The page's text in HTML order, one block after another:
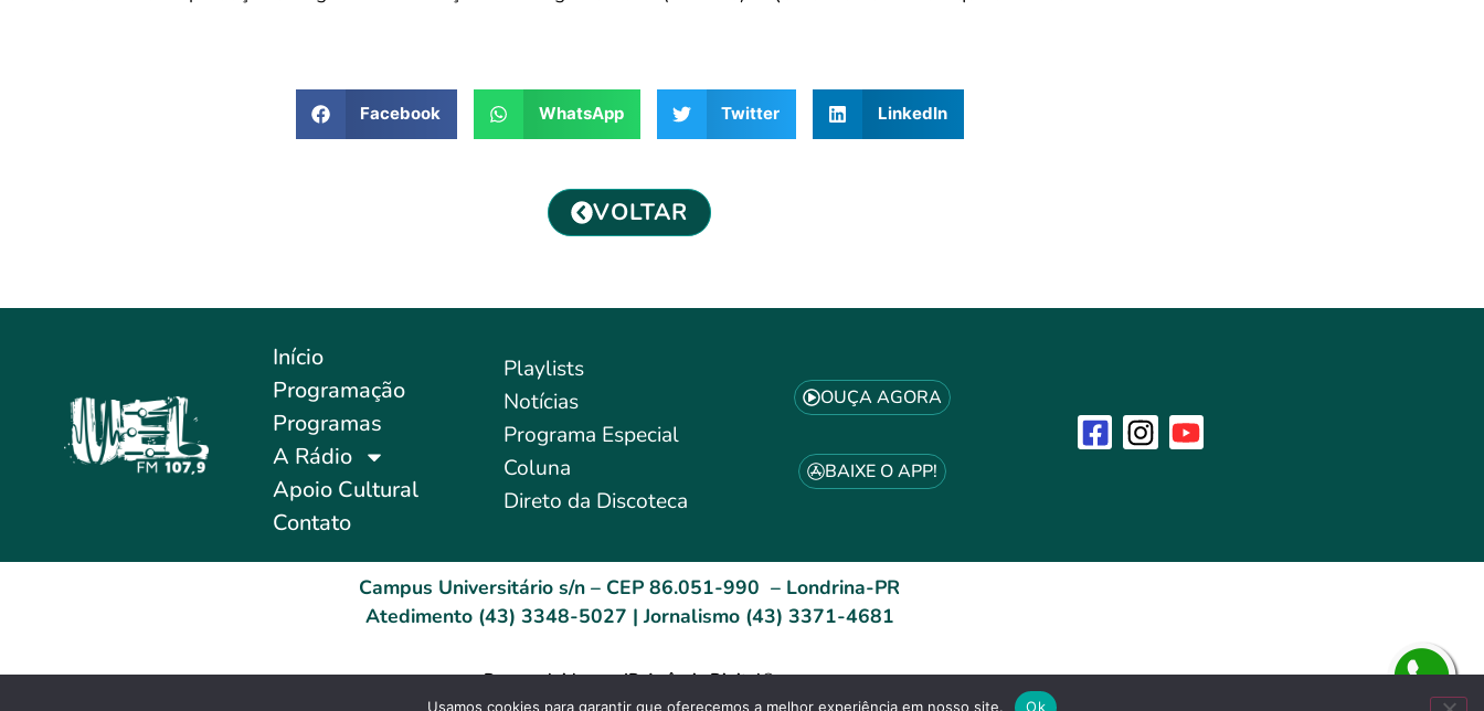
Facebook WhatsApp Twitter LinkedIn
VOLTAR
Início
Programação
Programas
A Rádio
Apoio Cultural
Contato
Playlists
Notícias
Programa Especial
Coluna
Direto da Discoteca
OUÇA AGORA
BAIXE O APP!
Campus Universitário s/n – CEP 86.051-990 – Londrina-PR
Atedimento (43) 3348-5027 | Jornalismo (43) 3371-4681
Desenvolvido por: ID Agência Digital®
Site Acessível (WCAG)
Usamos cookies para garantir que oferecemos a melhor experiência em nosso site. Ok